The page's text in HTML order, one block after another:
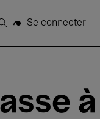
Rechercher
Se connecter
à